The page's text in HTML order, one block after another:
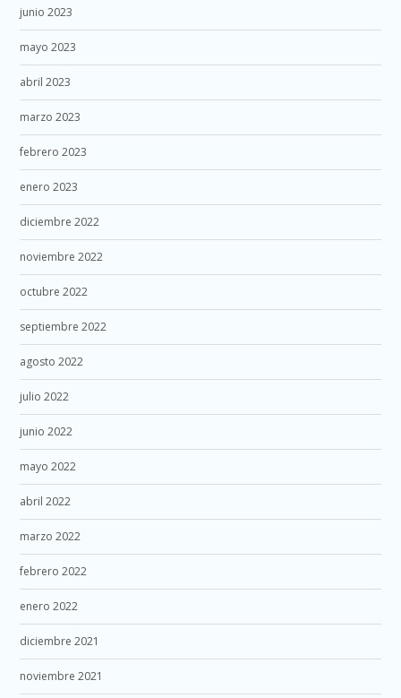
junio 2023
mayo 2023
abril 2023
marzo 2023
febrero 2023
enero 2023
diciembre 2022
noviembre 2022
octubre 2022
septiembre 2022
agosto 2022
julio 2022
junio 2022
mayo 2022
abril 2022
marzo 2022
febrero 2022
enero 2022
diciembre 2021
noviembre 2021